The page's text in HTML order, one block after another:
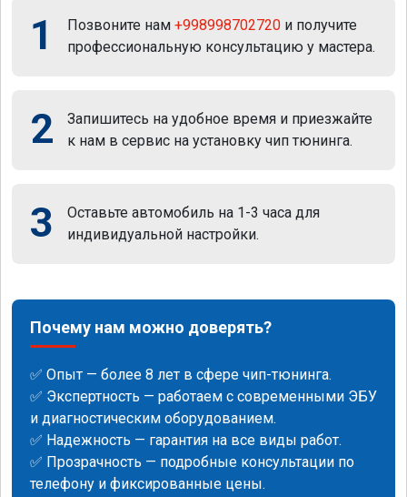
1 Позвоните нам +998998702720 и получите
профессиональную консультацию у мастера.
2
Запишитесь на удобное время и приезжайте
к нам в сервис на установку чип тюнинга.
3
Оставьте автомобиль на 1-3 часа для
индивидуальной настройки.
Почему нам можно доверять?
✅ Опыт — более 8 лет в сфере чип-тюнинга.
✅ Экспертность — работаем с современными ЭБУ
и диагностическим оборудованием.
✅ Надежность — гарантия на все виды работ.
✅ Прозрачность — подробные консультации по
телефону и фиксированные цены.